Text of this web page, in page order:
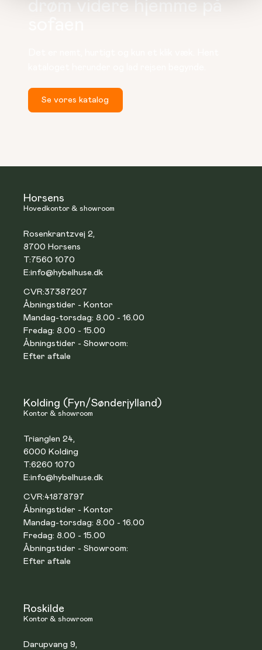
drøm videre hjemme på
Se vores katalog
Horsens
Hovedkontor & showroom
Rosenkrantzvej 2,
8700 Horsens
T:7560 1070
E:info@hybelhuse.dk
CVR:37387207
Åbningstider - Kontor
Mandag-torsdag: 8.00 - 16.00
Fredag: 8.00 - 15.00
Åbningstider - Showroom:
Efter aftale
Kolding (Fyn/Sønderjylland)
Kontor & showroom
Trianglen 24,
6000 Kolding
T:6260 1070
E:info@hybelhuse.dk
CVR:41878797
Åbningstider - Kontor
Mandag-torsdag: 8.00 - 16.00
Fredag: 8.00 - 15.00
Åbningstider - Showroom:
Efter aftale
Roskilde
Kontor & showroom
Darupvang 9,